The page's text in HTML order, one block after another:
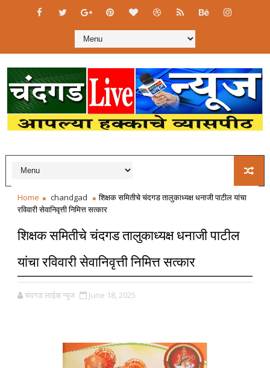
Home chandgad
शिक्षक समितीचे चंदगड तालुकाध्यक्ष धनाजी पाटील यांचा
रविवारी सेवानिवृत्ती निमित्त सत्कार
शिक्षक समितीचे चंदगड तालुकाध्यक्ष धनाजी पाटील
यांचा रविवारी सेवानिवृत्ती निमित्त सत्कार
चंदगड लाईव्ह न्युज June 18, 2025